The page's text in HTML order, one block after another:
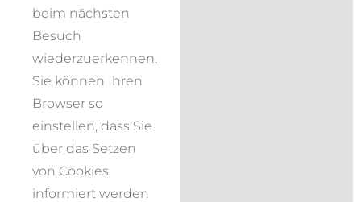
beim nächsten
Besuch
wiederzuerkennen.
Sie können Ihren
Browser so
einstellen, dass Sie
über das Setzen
von Cookies
informiert werden